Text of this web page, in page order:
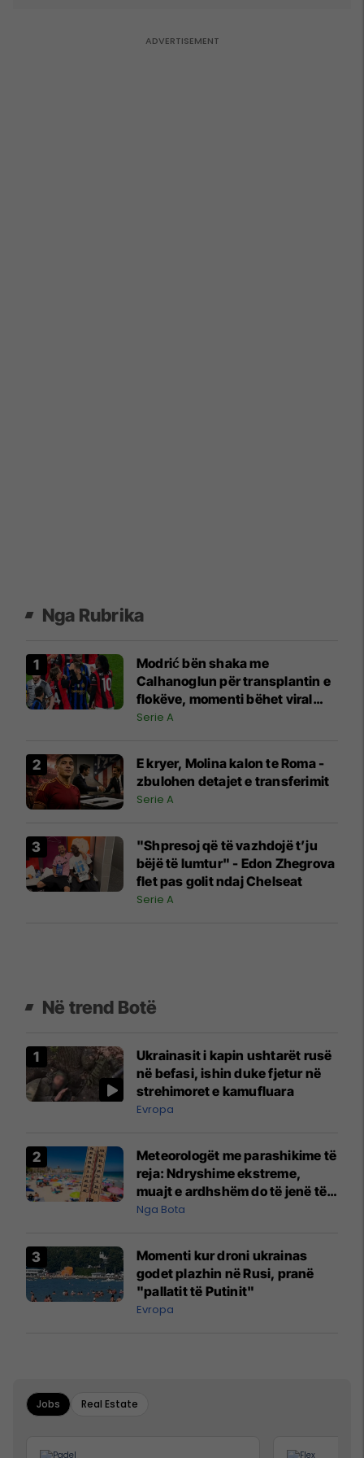
Nga Rubrika
Modrić bën shaka me
Calhanoglun për transplantin e
flokëve, momenti bëhet viral
pas derbit
Serie A
E kryer, Molina kalon te Roma -
zbulohen detajet e transferimit
Serie A
"Shpresoj që të vazhdojë t’ju
bëjë të lumtur" - Edon Zhegrova
flet pas golit ndaj Chelseat
Serie A
Në trend Botë
Ukrainasit i kapin ushtarët rusë
në befasi, ishin duke fjetur në
strehimoret e kamufluara
Evropa
Meteorologët me parashikime të
reja: Ndryshime ekstreme,
muajt e ardhshëm do të jenë të
pazakontë
Nga Bota
Momenti kur droni ukrainas
godet plazhin në Rusi, pranë
"pallatit të Putinit"
Evropa
Jobs Real Estate